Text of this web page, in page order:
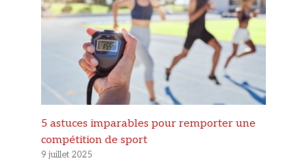
5 astuces imparables pour remporter une
compétition de sport
9 juillet 2025